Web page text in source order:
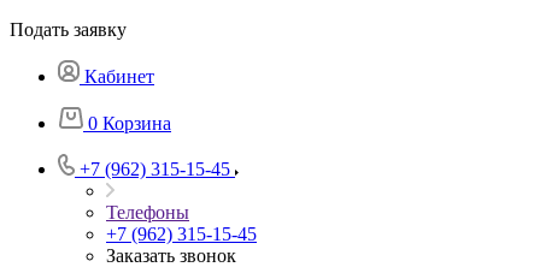
Подать заявку
Кабинет
0 Корзина
+7 (962) 315-15-45
Телефоны
+7 (962) 315-15-45
Заказать звонок